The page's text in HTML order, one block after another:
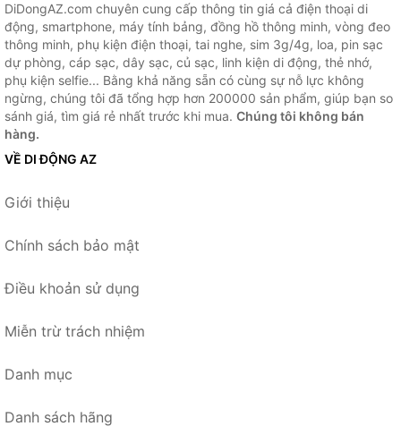
DiDongAZ.com chuyên cung cấp thông tin giá cả điện thoại di
động, smartphone, máy tính bảng, đồng hồ thông minh, vòng đeo
thông minh, phụ kiện điện thoại, tai nghe, sim 3g/4g, loa, pin sạc
dự phòng, cáp sạc, dây sạc, củ sạc, linh kiện di động, thẻ nhớ,
phụ kiện selfie... Bằng khả năng sẵn có cùng sự nỗ lực không
ngừng, chúng tôi đã tổng hợp hơn 200000 sản phẩm, giúp bạn so
sánh giá, tìm giá rẻ nhất trước khi mua. Chúng tôi không bán
hàng.
VỀ DI ĐỘNG AZ
Giới thiệu
Chính sách bảo mật
Điều khoản sử dụng
Miễn trừ trách nhiệm
Danh mục
Danh sách hãng